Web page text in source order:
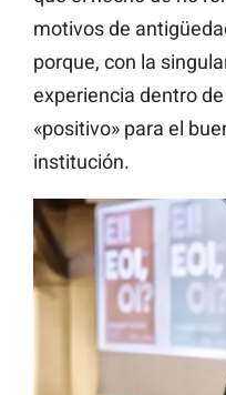
motivos de
porque, con la
experiencia dentro
«positivo» para el
institución.